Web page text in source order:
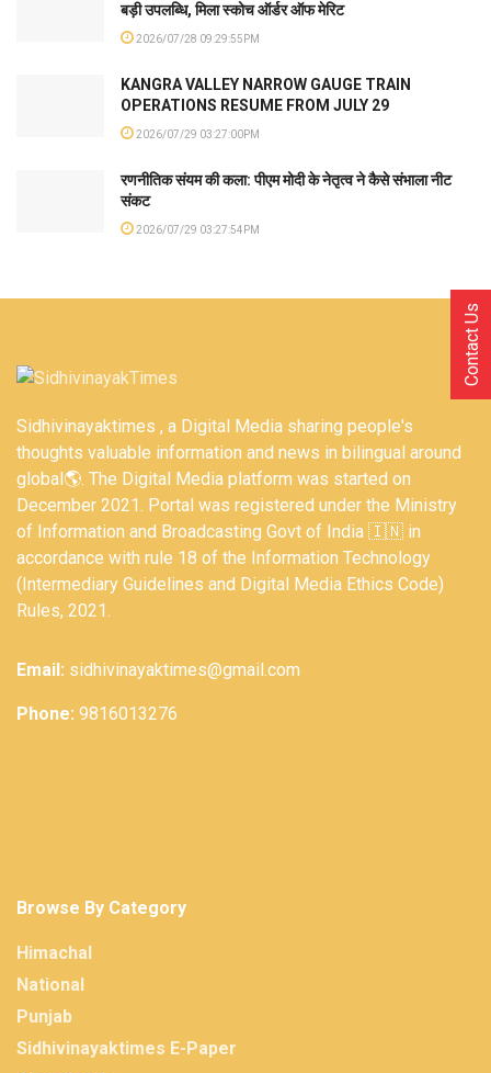
बड़ी उपलब्धि, मिला स्कोच ऑर्डर ऑफ मेरिट
2026/07/28 09:29:55PM
KANGRA VALLEY NARROW GAUGE TRAIN
OPERATIONS RESUME FROM JULY 29
2026/07/29 03:27:00PM
रणनीतिक संयम की कला: पीएम मोदी के नेतृत्व ने कैसे संभाला नीट
संकट
2026/07/29 03:27:54PM
Sidhivinayaktimes , a Digital Media sharing people's
thoughts valuable information and news in bilingual around
global🌎. The Digital Media platform was started on
December 2021. Portal was registered under the Ministry
of Information and Broadcasting Govt of India 🇮🇳 in
accordance with rule 18 of the Information Technology
(Intermediary Guidelines and Digital Media Ethics Code)
Rules, 2021.
Email: sidhivinayaktimes@gmail.com
Phone: 9816013276
Browse By Category
Himachal
National
Punjab
Sidhivinayaktimes E-Paper
Contact Us